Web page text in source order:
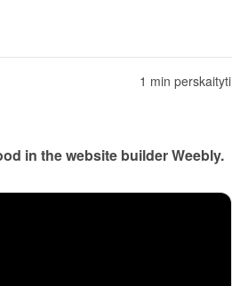
1 min perskaityti
in the website builder Weebly.